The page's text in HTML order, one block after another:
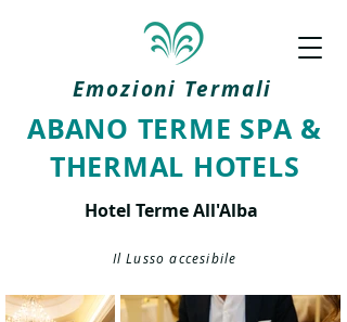
ABANO TERME SPA &
THERMAL HOTELS
Emozioni Termali
Hotel Terme All'Alba
Il Lusso accesibile